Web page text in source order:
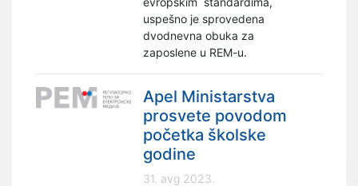
uspešno je sprovedena
dvodnevna obuka za
zaposlene u REM-u.
Apel Ministarstva
prosvete povodom
početka školske
godine
31. avg 2023.